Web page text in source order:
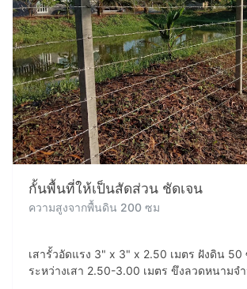
กั้นพื้นที่ให้เป็นสัดส่วน ชัดเจน
ความสูงจากพื้นดิน 200 ซม
เสารั้วอัดแรง 3" x 3" x 2.50 เมตร ฝังดิน 50
ระหว่างเสา 2.50-3.00 เมตร ขึงลวดหนามจ